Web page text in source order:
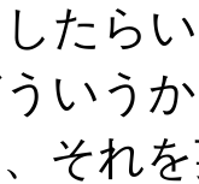
たら
いう
それ